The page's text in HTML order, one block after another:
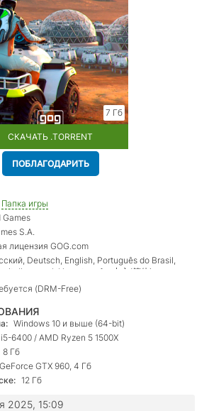
7 Гб
СКАЧАТЬ .TORRENT
ПОБЛАГОДАРИТЬ
Папка игры
Games
S.A.
лицензия GOG.com
Deutsch, English, Português do Brasil,
italiano, polski, português, 中文(简体)
(DRM-Free)
Windows 10 и выше (64-bit)
6400 / AMD Ryzen 5 1500X
8 Гб
GTX 960, 4 Гб
12 Гб
2025, 15:09